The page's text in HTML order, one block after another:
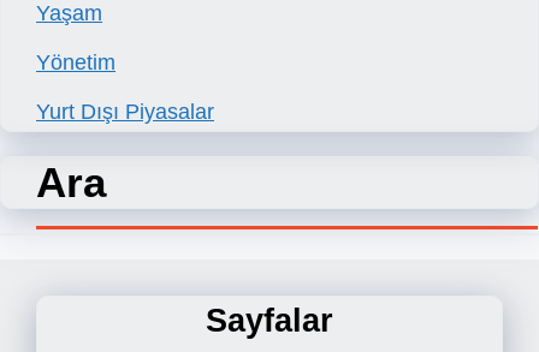
Yaşam
Yönetim
Yurt Dışı Piyasalar
Ara
Sayfalar